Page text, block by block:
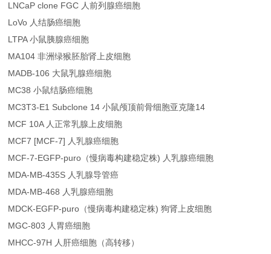
LNCaP clone FGC 人前列腺癌细胞
LoVo 人结肠癌细胞
LTPA 小鼠胰腺癌细胞
MA104 非洲绿猴胚胎肾上皮细胞
MADB-106 大鼠乳腺癌细胞
MC38 小鼠结肠癌细胞
MC3T3-E1 Subclone 14 小鼠颅顶前骨细胞亚克隆14
MCF 10A 人正常乳腺上皮细胞
MCF7 [MCF-7] 人乳腺癌细胞
MCF-7-EGFP-puro（慢病毒构建稳定株) 人乳腺癌细胞
MDA-MB-435S 人乳腺导管癌
MDA-MB-468 人乳腺癌细胞
MDCK-EGFP-puro（慢病毒构建稳定株) 狗肾上皮细胞
MGC-803 人胃癌细胞
MHCC-97H 人肝癌细胞（高转移）